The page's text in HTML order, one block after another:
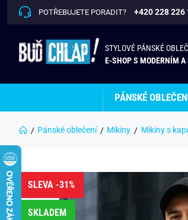
POTŘEBUJETE PORADIT? +420 228 226
STYLOVÉ PÁNSKÉ
E-SHOP S MODERNÍM
PÁNSKÉ
Pánské oblečení Mikiny Mikiny s
SLEVA -31%
SKLADEM